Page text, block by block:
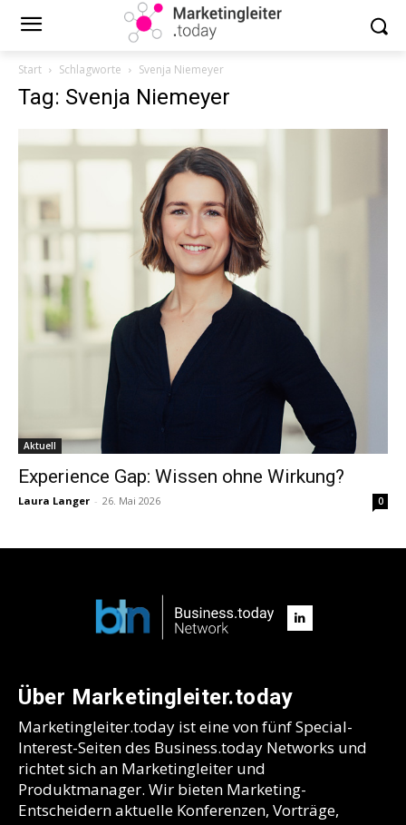
Start Schlagworte Svenja Niemeyer
Tag: Svenja Niemeyer
Aktuell
Experience Gap: Wissen ohne Wirkung?
Laura Langer - 26. Mai 2026 0
Über Marketingleiter.today
Marketingleiter.today ist eine von fünf Special-
Interest-Seiten des Business.today Networks und
richtet sich an Marketingleiter und
Produktmanager. Wir bieten Marketing-
Entscheidern aktuelle Konferenzen, Vorträge,